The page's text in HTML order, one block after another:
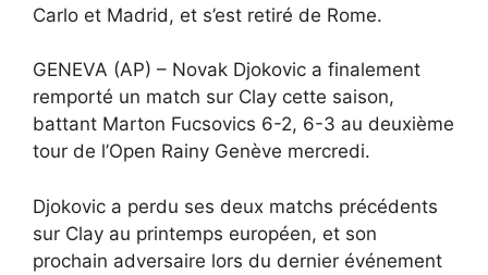
Carlo et Madrid, et s’est retiré de Rome.
GENEVA (AP) – Novak Djokovic a finalement
remporté un match sur Clay cette saison,
battant Marton Fucsovics 6-2, 6-3 au deuxième
tour de l’Open Rainy Genève mercredi.
Djokovic a perdu ses deux matchs précédents
sur Clay au printemps européen, et son
prochain adversaire lors du dernier événement